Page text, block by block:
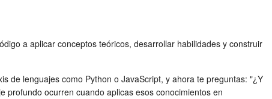
a aplicar conceptos teóricos, desarrollar habilidades y construir
de lenguajes como Python o JavaScript, y ahora te preguntas: "¿Y
ocurren cuando aplicas esos conocimientos en